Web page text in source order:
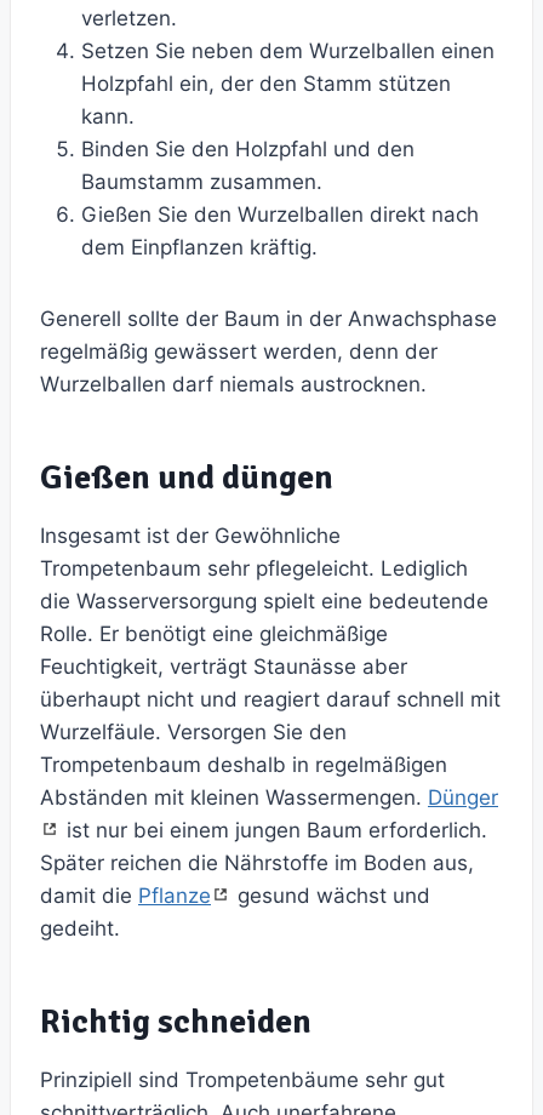
verletzen.
Setzen Sie neben dem Wurzelballen einen
Holzpfahl ein, der den Stamm stützen
kann.
Binden Sie den Holzpfahl und den
Baumstamm zusammen.
Gießen Sie den Wurzelballen direkt nach
dem Einpflanzen kräftig.
Generell sollte der Baum in der Anwachsphase
regelmäßig gewässert werden, denn der
Wurzelballen darf niemals austrocknen.
Gießen und düngen
Insgesamt ist der Gewöhnliche
Trompetenbaum sehr pflegeleicht. Lediglich
die Wasserversorgung spielt eine bedeutende
Rolle. Er benötigt eine gleichmäßige
Feuchtigkeit, verträgt Staunässe aber
überhaupt nicht und reagiert darauf schnell mit
Wurzelfäule. Versorgen Sie den
Trompetenbaum deshalb in regelmäßigen
Abständen mit kleinen Wassermengen. Dünger
ist nur bei einem jungen Baum erforderlich.
Später reichen die Nährstoffe im Boden aus,
damit die Pflanze
gesund wächst und
gedeiht.
Richtig schneiden
Prinzipiell sind Trompetenbäume sehr gut